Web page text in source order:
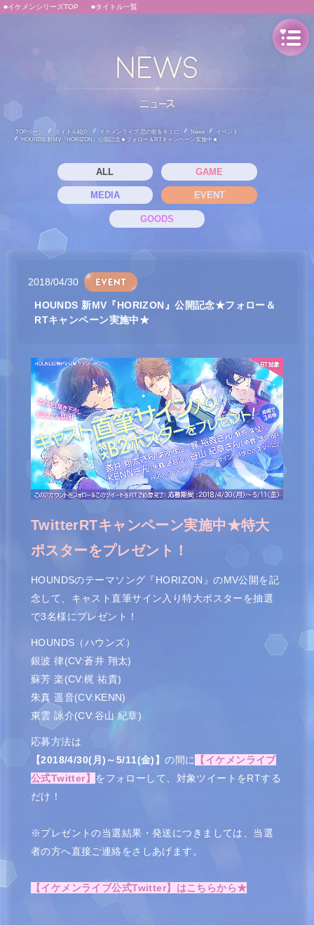
■イケメンシリーズTOP ■タイトル一覧
TOPページ タイトル紹介 イケメンライブ 恋の歌をキミに News
イベント
HOUNDS 新MV『HORIZON』公開記念★フォロー＆RTキャンペーン実施中★
ALL GAME
MEDIA EVENT
GOODS
2018/04/30
HOUNDS 新MV『HORIZON』公開記念★フォロー＆
RTキャンペーン実施中★
TwitterRTキャンペーン実施中★特大
ポスターをプレゼント！
HOUNDSのテーマソング『HORIZON』のMV公開を記
念して、キャスト直筆サイン入り特大ポスターを抽選
で3名様にプレゼント！
HOUNDS（ハウンズ）
銀波 律(CV:蒼井 翔太)
蘇芳 楽(CV:梶 祐貴)
朱真 遥音(CV:KENN)
東雲 詠介(CV:谷山 紀章)
応募方法は
【2018/4/30(月)～5/11(金)】の間に 【イケメンライブ
公式Twitter】
をフォローして、 対象ツイートをRTする
だけ！
※プレゼントの当選結果・発送につきましては、当選
者の方へ直接ご連絡をさしあげます。
【イケメンライブ公式Twitter】はこちらから★